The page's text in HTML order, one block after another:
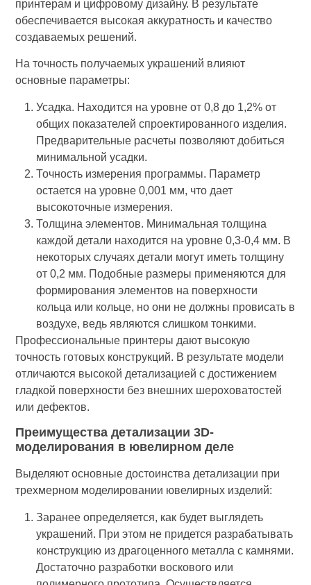
принтерам и цифровому дизайну. В результате
обеспечивается высокая аккуратность и качество
создаваемых решений.
На точность получаемых украшений влияют
основные параметры:
Усадка. Находится на уровне от 0,8 до 1,2% от
общих показателей спроектированного изделия.
Предварительные расчеты позволяют добиться
минимальной усадки.
Точность измерения программы. Параметр
остается на уровне 0,001 мм, что дает
высокоточные измерения.
Толщина элементов. Минимальная толщина
каждой детали находится на уровне 0,3-0,4 мм. В
некоторых случаях детали могут иметь толщину
от 0,2 мм. Подобные размеры применяются для
формирования элементов на поверхности
кольца или кольце, но они не должны провисать в
воздухе, ведь являются слишком тонкими.
Профессиональные принтеры дают высокую
точность готовых конструкций. В результате модели
отличаются высокой детализацией с достижением
гладкой поверхности без внешних шероховатостей
или дефектов.
Преимущества детализации 3D-
моделирования в ювелирном деле
Выделяют основные достоинства детализации при
трехмерном моделировании ювелирных изделий:
Заранее определяется, как будет выглядеть
украшений. При этом не придется разрабатывать
конструкцию из драгоценного металла с камнями.
Достаточно разработки воскового или